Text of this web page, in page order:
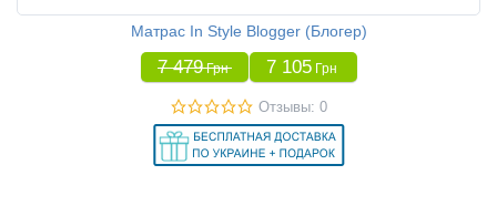
Матрас In Style Blogger (Блогер)
7 479 Грн 7 105 Грн
Отзывы: 0